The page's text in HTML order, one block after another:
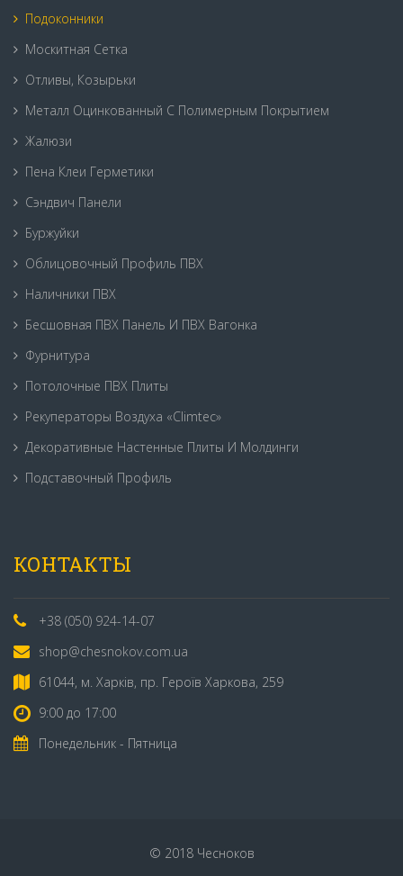
Подоконники
Москитная Сетка
Отливы, Козырьки
Металл Оцинкованный С Полимерным Покрытием
Жалюзи
Пена Клеи Герметики
Сэндвич Панели
Буржуйки
Облицовочный Профиль ПВХ
Наличники ПВХ
Бесшовная ПВХ Панель И ПВХ Вагонка
Фурнитура
Потолочные ПВХ Плиты
Рекуператоры Воздуха «Climtec»
Декоративные Настенные Плиты И Молдинги
Подставочный Профиль
КОНТАКТЫ
+38 (050) 924-14-07
shop@chesnokov.com.ua
61044, м. Харків, пр. Героїв Харкова, 259
9:00 до 17:00
Понедельник - Пятница
© 2018 Чесноков